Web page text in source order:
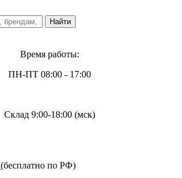
Время работы:
ПН-ПТ 08:00 - 17:00
Склад 9:00-18:00 (мск)
(бесплатно по РФ)